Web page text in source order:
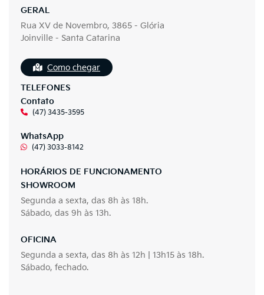
GERAL
Rua XV de Novembro, 3865 - Glória
Joinville - Santa Catarina
Como chegar
TELEFONES
Contato
(47) 3435-3595
WhatsApp
(47) 3033-8142
HORÁRIOS DE FUNCIONAMENTO
SHOWROOM
Segunda a sexta, das 8h às 18h.
Sábado, das 9h às 13h.
OFICINA
Segunda a sexta, das 8h às 12h | 13h15 às 18h.
Sábado, fechado.